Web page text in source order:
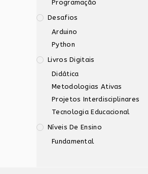
Programação
Desafios
Arduino
Python
Livros Digitais
Didática
Metodologias Ativas
Projetos Interdisciplinares
Tecnologia Educacional
Níveis De Ensino
Fundamental